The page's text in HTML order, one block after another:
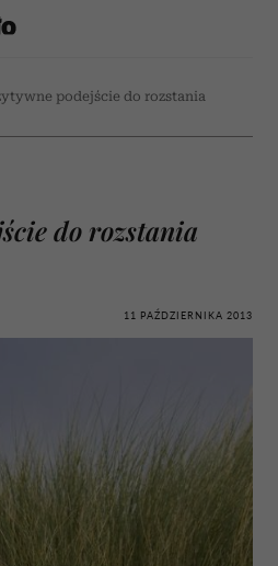
podejście do rozstania
do rozstania
11 PAŹDZIERNIKA 2013